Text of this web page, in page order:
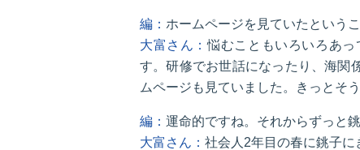
編： ホームページを見ていたという
大富さん：悩むこともいろいろあ
す。研修でお世話になったり、海関
ムページも見ていました。きっとそ
編： 運命的ですね。それからずっと
大富さん：社会人2年目の春に銚子